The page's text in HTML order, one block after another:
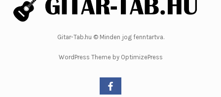
Gitar-Tab.hu © Minden jog fenntartva.
WordPress Theme by OptimizePress